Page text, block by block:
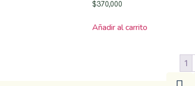
$370,000
Añadir al carrito
1